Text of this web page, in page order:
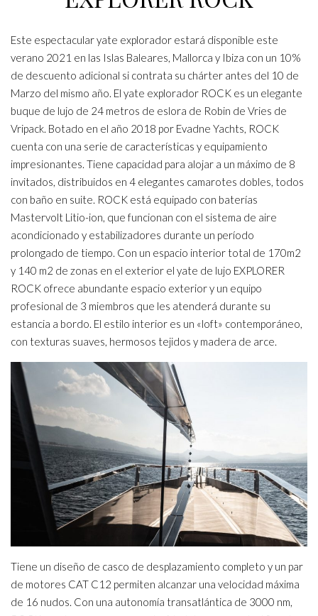
Este espectacular yate explorador estará disponible este
verano 2021 en las Islas Baleares, Mallorca y Ibiza con un 10%
de descuento adicional si contrata su chárter antes del 10 de
Marzo del mismo año. El yate explorador ROCK es un elegante
buque de lujo de 24 metros de eslora de Robin de Vries de
Vripack. Botado en el año 2018 por Evadne Yachts, ROCK
cuenta con una serie de características y equipamiento
impresionantes. Tiene capacidad para alojar a un máximo de 8
invitados, distribuidos en 4 elegantes camarotes dobles, todos
con baño en suite. ROCK está equipado con baterías
Mastervolt Litio-ion, que funcionan con el sistema de aire
acondicionado y estabilizadores durante un período
prolongado de tiempo. Con un espacio interior total de 170m2
y 140 m2 de zonas en el exterior el yate de lujo EXPLORER
ROCK ofrece abundante espacio exterior y un equipo
profesional de 3 miembros que les atenderá durante su
estancia a bordo. El estilo interior es un «loft» contemporáneo,
con texturas suaves, hermosos tejidos y madera de arce.
Tiene un diseño de casco de desplazamiento completo y un par
de motores CAT C12 permiten alcanzar una velocidad máxima
de 16 nudos. Con una autonomía transatlántica de 3000 nm,